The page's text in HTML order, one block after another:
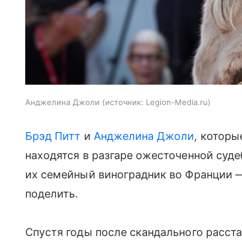
Анджелина Джоли источник: Legion-Media.ru
Брэд Питт и Анджелина Джоли,
находятся в разгаре ожесточенной
их семейный виноградник во Франции
поделить.
Спустя годы после скандального